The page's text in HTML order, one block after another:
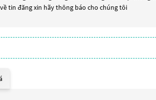
tin đăng xin hãy thông báo cho chúng tôi